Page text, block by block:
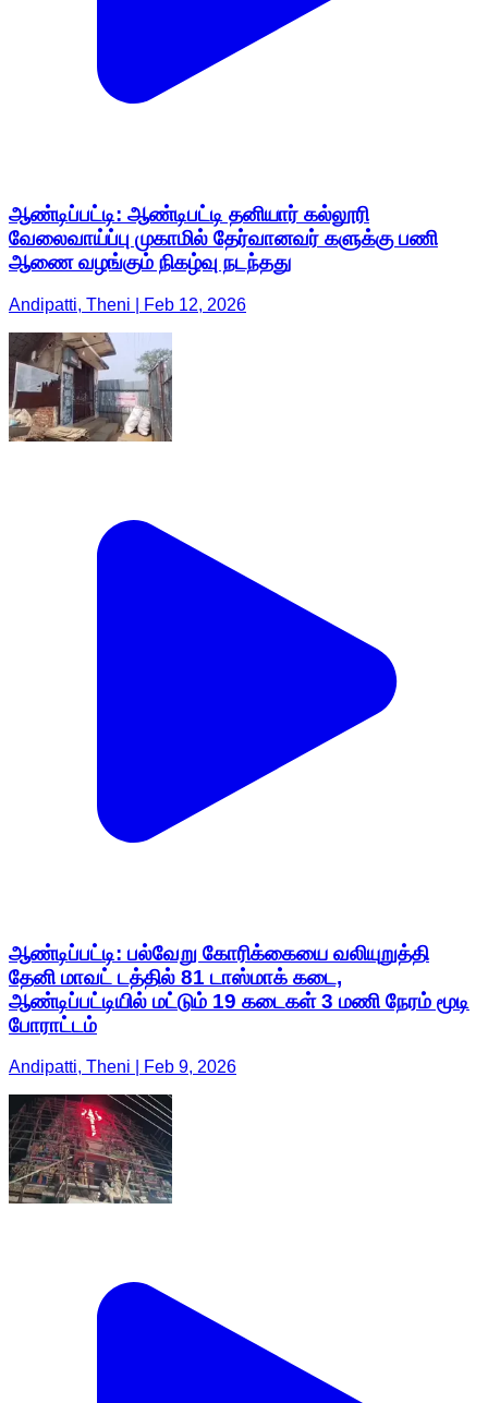
ஆண்டிப்பட்டி: ஆண்டிபட்டி தனியார் கல்லூரி
வேலைவாய்ப்பு முகாமில் தேர்வானவர் களுக்கு பணி
ஆணை வழங்கும் நிகழ்வு நடந்தது
Andipatti, Theni | Feb 12, 2026
ஆண்டிப்பட்டி: பல்வேறு கோரிக்கையை வலியுறுத்தி
தேனி மாவட் டத்தில் 81 டாஸ்மாக் கடை,
ஆண்டிப்பட்டியில் மட்டும் 19 கடைகள் 3 மணி நேரம் மூடி
போராட்டம்
Andipatti, Theni | Feb 9, 2026